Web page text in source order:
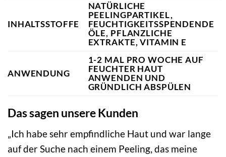
INHALTSSTOFFE
NATÜRLICHE
PEELINGPARTIKEL,
FEUCHTIGKEITSSPENDENDE
ÖLE, PFLANZLICHE
EXTRAKTE, VITAMIN E
ANWENDUNG
1-2 MAL PRO WOCHE AUF
FEUCHTER HAUT
ANWENDEN UND
GRÜNDLICH ABSPÜLEN
Das sagen unsere Kunden
„Ich habe sehr empfindliche Haut und war lange
auf der Suche nach einem Peeling, das meine